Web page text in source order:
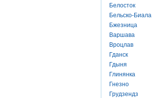
Белосток
Бельско-Биала
Бжезница
Варшава
Вроцлав
Гданск
Гдыня
Глинянка
Гнезно
Грудзендз